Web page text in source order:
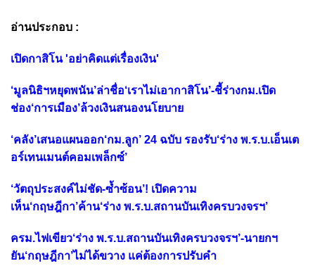
อ่านประกอบ :
เปิดกาสิโน 'อย่าคิดแต่เรื่องเงิน'
‘มูลนิธิฯหยุดพนัน’ล่าชื่อ‘เราไม่เอากาสิโน’-ชี้ร่างกม.เปิด
ช่อง‘การเมือง’ล้วงเงินสนองนโยบาย
‘คลัง’เสนอแผนออก‘กม.ลูก’ 24 ฉบับ รองรับ‘ร่าง พ.ร.บ.เอ็นเต
อร์เทนเมนต์คอมเพล็กซ์’
‘วัตถุประสงค์ไม่ชัด-ซ้ำซ้อน’! เปิดความ
เห็น‘กฤษฎีกา’ค้าน‘ร่าง พ.ร.บ.สถานบันเทิงครบวงจรฯ’
ครม.ไฟเขียว‘ร่าง พ.ร.บ.สถานบันเทิงครบวงจรฯ’-นายกฯ
ยัน‘กฤษฎีกา’ไม่ได้ขวาง แค่ต้องการปรับคำ